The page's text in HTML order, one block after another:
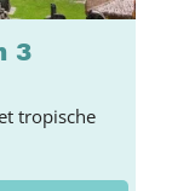
3
tropische